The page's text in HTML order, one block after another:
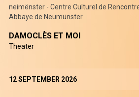
neimënster - Centre Culturel de
Abbaye de Neumünster
DAMOCLÈS ET MOI
Theater
12 SEPTEMBER 2026